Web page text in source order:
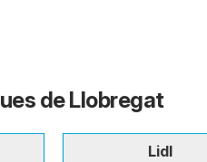
de Llobregat
Lidl